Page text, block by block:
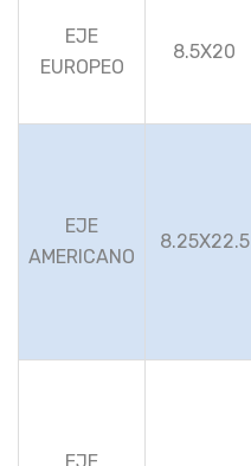
EJE
EUROPEO
8.5X20
EJE
AMERICANO
8.25X22.5
EJE